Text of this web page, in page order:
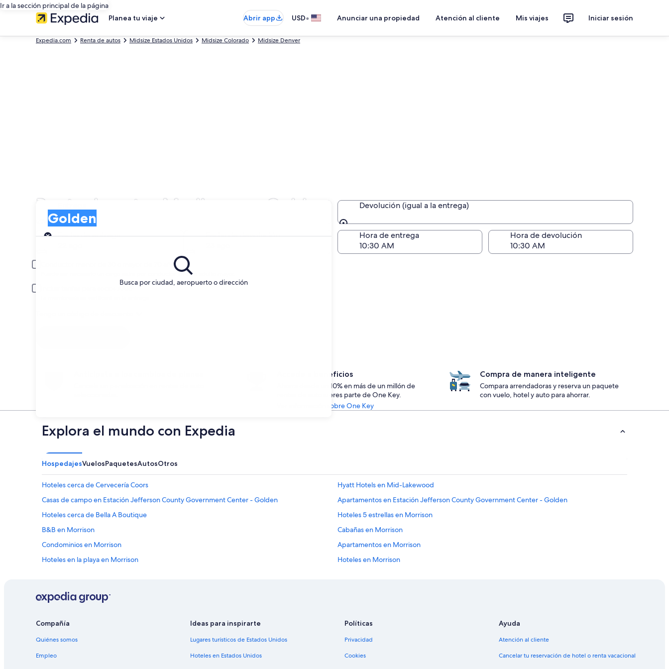
Ir a la sección principal de la página
Planea tu viaje
Abrir app USD• Anunciar una propiedad Atención al cliente Mis viajes Iniciar sesión
Expedia.com Renta de autos Midsize Estados Unidos Midsize Colorado Midsize Denver
Renta de autos Mediano en Golden
Busca por ciudad, aeropuerto o dirección
Golden
Entrega
Devolución (igual a la entrega)
Devolución (igual a la entrega)
Fecha de entrega
Fecha de devolución
Hora de entrega Hora de devolución
Conductor menor de 30 o mayor de 70 años
Puede ser necesario un cargo extra por conductor joven o adulto mayor.
Accede a beneficios
Ahorra desde un 10% en más de un millón de
rentas de auto si eres parte de One Key.
Ver información sobre One Key
Compra de manera inteligente
Compara arrendadoras y reserva un paquete
con vuelo, hotel y auto para ahorrar.
Explora el mundo con Expedia
HospedajesVuelosPaquetesAutosOtros
Hoteles cerca de Cervecería Coors
Hyatt Hotels en Mid-Lakewood
Casas de campo en Estación Jefferson County Government Center - Golden
Apartamentos en Estación Jefferson County Government Center - Golden
Hoteles cerca de Bella A Boutique
Hoteles 5 estrellas en Morrison
B&B en Morrison
Cabañas en Morrison
Condominios en Morrison
Apartamentos en Morrison
Hoteles en la playa en Morrison
Hoteles en Morrison
Hoteles cerca del acuario en Union Square
Hoteles cerca de Parque Red Rocks
Cabañas en Denver
Compañía
Quiénes somos
Empleo
Ideas para inspirarte
Lugares turísticos de Estados Unidos
Hoteles en Estados Unidos
Políticas
Privacidad
Cookies
Ayuda
Atención al cliente
Cancelar tu reservación de hotel o renta vacacional